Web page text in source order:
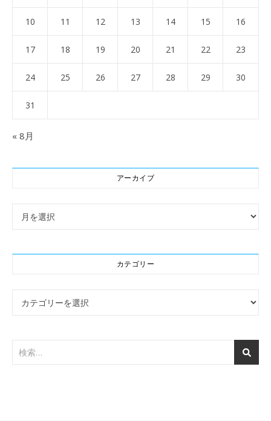
10 11 12 13 14 15 16
17 18 19 20 21 22 23
24 25 26 27 28 29 30
31
« 8月
アーカイブ
アーカイブ
カテゴリー
カテゴリー